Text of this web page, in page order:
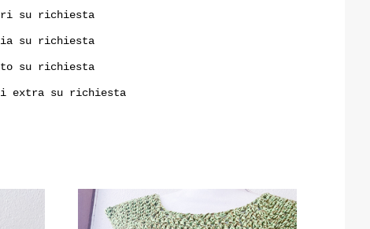
su richiesta
su richiesta
su richiesta
extra su richiesta